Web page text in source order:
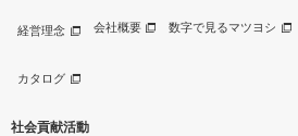
経営理念 会社概要 数字で見るマツヨシ
カタログ
社会貢献活動